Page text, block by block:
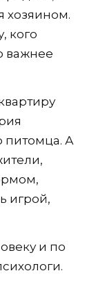
хозяином.
кого
важнее
питомца. А
игрой,
и по